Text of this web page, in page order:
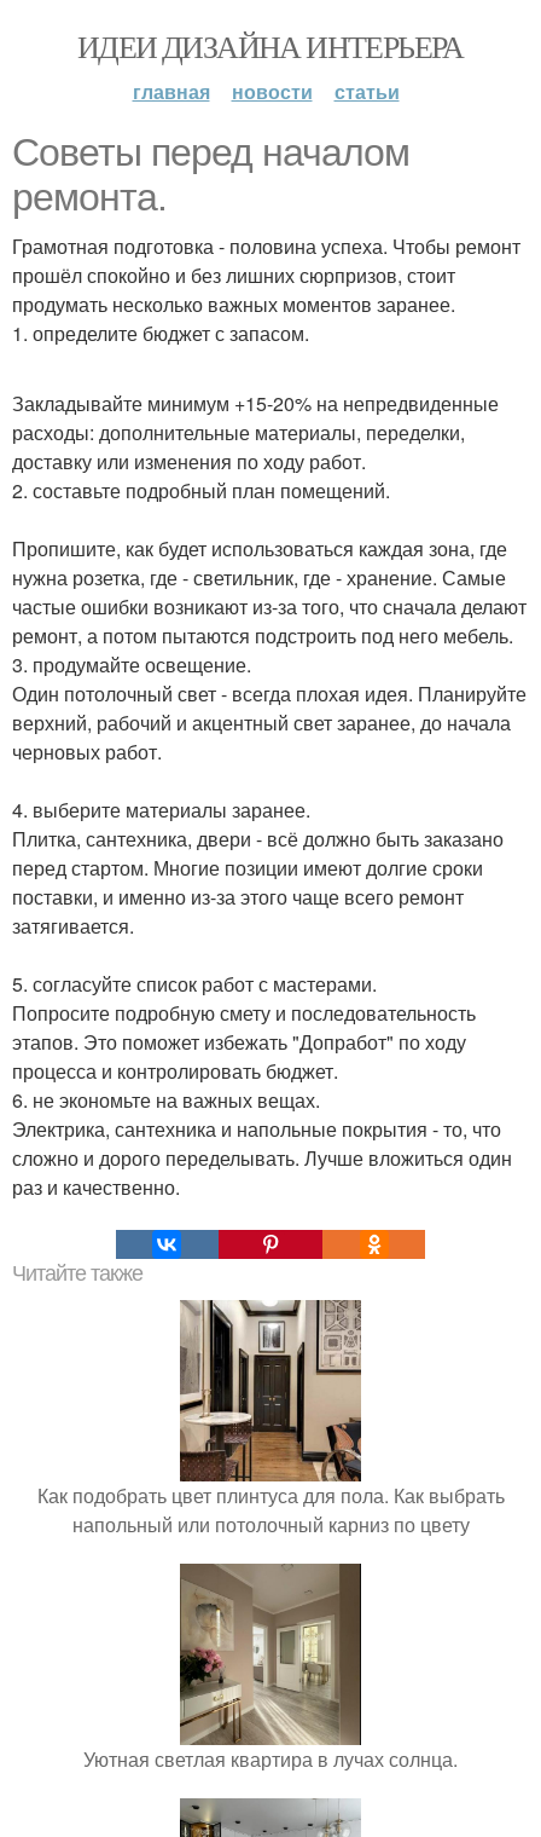
ИДЕИ ДИЗАЙНА ИНТЕРЬЕРА
главная новости статьи
Советы перед началом
ремонта.
Грамотная подготовка - половина успеха. Чтобы ремонт
прошёл спокойно и без лишних сюрпризов, стоит
продумать несколько важных моментов заранее.
1. определите бюджет с запасом.
Закладывайте минимум +15-20% на непредвиденные
расходы: дополнительные материалы, переделки,
доставку или изменения по ходу работ.
2. составьте подробный план помещений.
Пропишите, как будет использоваться каждая зона, где
нужна розетка, где - светильник, где - хранение. Самые
частые ошибки возникают из-за того, что сначала делают
ремонт, а потом пытаются подстроить под него мебель.
3. продумайте освещение.
Один потолочный свет - всегда плохая идея. Планируйте
верхний, рабочий и акцентный свет заранее, до начала
черновых работ.
4. выберите материалы заранее.
Плитка, сантехника, двери - всё должно быть заказано
перед стартом. Многие позиции имеют долгие сроки
поставки, и именно из-за этого чаще всего ремонт
затягивается.
5. согласуйте список работ с мастерами.
Попросите подробную смету и последовательность
этапов. Это поможет избежать "Допработ" по ходу
процесса и контролировать бюджет.
6. не экономьте на важных вещах.
Электрика, сантехника и напольные покрытия - то, что
сложно и дорого переделывать. Лучше вложиться один
раз и качественно.
Читайте также
Как подобрать цвет плинтуса для пола. Как выбрать
напольный или потолочный карниз по цвету
Уютная светлая квартира в лучах солнца.